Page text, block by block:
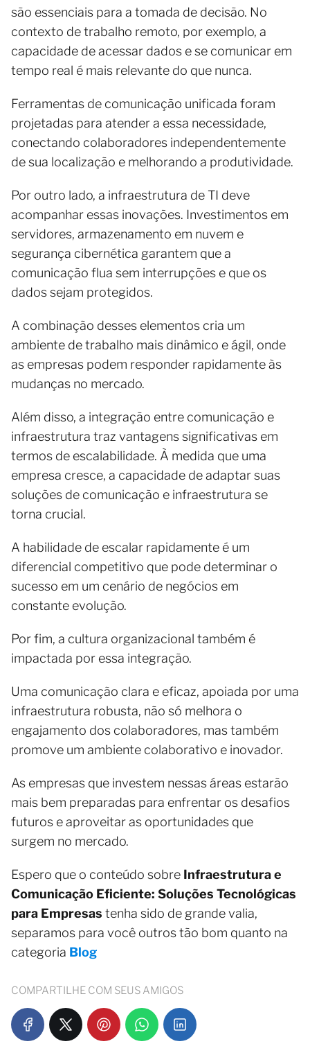
são essenciais para a tomada de decisão. No
contexto de trabalho remoto, por exemplo, a
capacidade de acessar dados e se comunicar em
tempo real é mais relevante do que nunca.
Ferramentas de comunicação unificada foram
projetadas para atender a essa necessidade,
conectando colaboradores independentemente
de sua localização e melhorando a produtividade.
Por outro lado, a infraestrutura de TI deve
acompanhar essas inovações. Investimentos em
servidores, armazenamento em nuvem e
segurança cibernética garantem que a
comunicação flua sem interrupções e que os
dados sejam protegidos.
A combinação desses elementos cria um
ambiente de trabalho mais dinâmico e ágil, onde
as empresas podem responder rapidamente às
mudanças no mercado.
Além disso, a integração entre comunicação e
infraestrutura traz vantagens significativas em
termos de escalabilidade. À medida que uma
empresa cresce, a capacidade de adaptar suas
soluções de comunicação e infraestrutura se
torna crucial.
A habilidade de escalar rapidamente é um
diferencial competitivo que pode determinar o
sucesso em um cenário de negócios em
constante evolução.
Por fim, a cultura organizacional também é
impactada por essa integração.
Uma comunicação clara e eficaz, apoiada por uma
infraestrutura robusta, não só melhora o
engajamento dos colaboradores, mas também
promove um ambiente colaborativo e inovador.
As empresas que investem nessas áreas estarão
mais bem preparadas para enfrentar os desafios
futuros e aproveitar as oportunidades que
surgem no mercado.
Espero que o conteúdo sobre Infraestrutura e
Comunicação Eficiente: Soluções Tecnológicas
para Empresas tenha sido de grande valia,
separamos para você outros tão bom quanto na
categoria Blog
COMPARTILHE COM SEUS AMIGOS